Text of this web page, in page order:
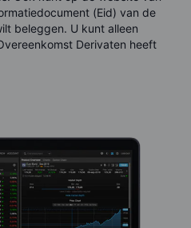
(Eid) van de
beleggen. U kunt alleen
Derivaten heeft